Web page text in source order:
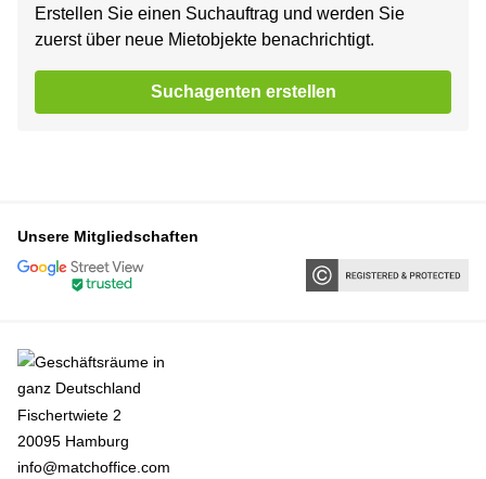
Erstellen Sie einen Suchauftrag und werden Sie
zuerst über neue Mietobjekte benachrichtigt.
Suchagenten erstellen
Unsere Mitgliedschaften
Fischertwiete 2
20095 Hamburg
info@matchoffice.com